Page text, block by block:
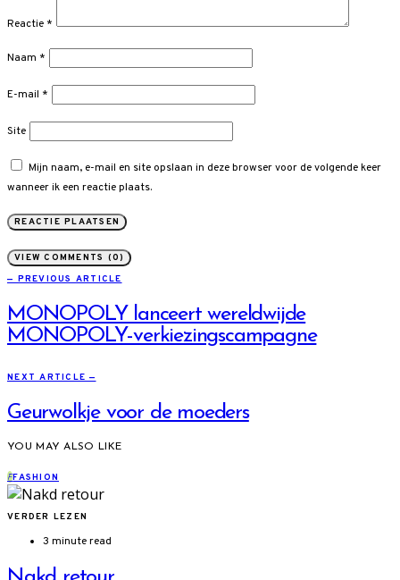
Reactie *
Naam *
E-mail *
Site
Mijn naam, e-mail en site opslaan in deze browser voor de volgende keer
wanneer ik een reactie plaats.
VIEW COMMENTS (0)
— PREVIOUS ARTICLE
MONOPOLY lanceert wereldwijde
MONOPOLY-verkiezingscampagne
NEXT ARTICLE —
Geurwolkje voor de moeders
YOU MAY ALSO LIKE
FFASHION
VERDER LEZEN
3 minute read